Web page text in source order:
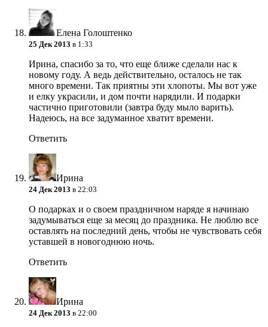
Елена Голоштенко
25 Дек 2013 в 1:33
Ирина, спасибо за то, что еще ближе сделали нас к
новому году. А ведь действительно, осталось не так
много времени. Так приятны эти хлопоты. Мы вот уже
и елку украсили, и дом почти нарядили. И подарки
частично приготовили (завтра буду мыло варить).
Надеюсь, на все задуманное хватит времени.
Ответить
Ирина
24 Дек 2013 в 22:03
О подарках и о своем праздничном наряде я начинаю
задумываться еще за месяц до праздника. Не люблю все
оставлять на последний день, чтобы не чувствовать себя
уставшей в новогоднюю ночь.
Ответить
Ирина
24 Дек 2013 в 22:00